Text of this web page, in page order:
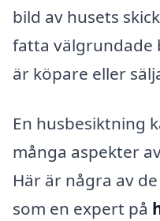
bild av husets
fatta välgrundade
är köpare eller
En husbesiktning
många aspekter
Här är några av
som en expert på